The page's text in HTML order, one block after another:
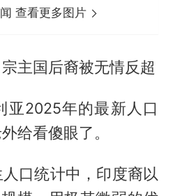
查看更多图片
主国后裔被无情反超
亚2025年的最新人口
给看傻眼了。
口统计中，印度裔以